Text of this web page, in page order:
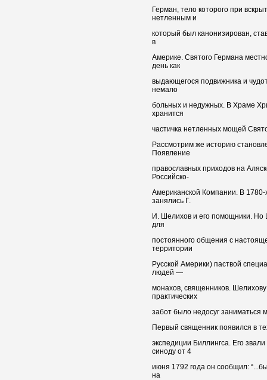
Герман, тело которого при
нетленным и
который был канонизирован,
в
Америке. Святого Германа
день как
выдающегося подвижника и
немало
больных и недужных. В Храме
хранится
частичка нетленных мощей
Рассмотрим же историю
Появление
православных приходов на
Российско-
Американской Компании. В
занялись Г.
И. Шелихов и его помощники. Но
для
постоянного общения с
территории
Русской Америки) паствой
людей —
монахов, священников.
практических
забот было недосуг заниматься
Первый священник появился в
экспедиции Биллингса. Его
синоду от 4
июня 1792 года он сообщил:
на